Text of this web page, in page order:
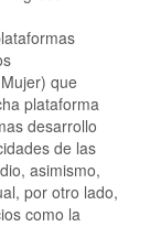
que
plataforma
desarrollo
de las
asimismo,
por otro lado,
como la